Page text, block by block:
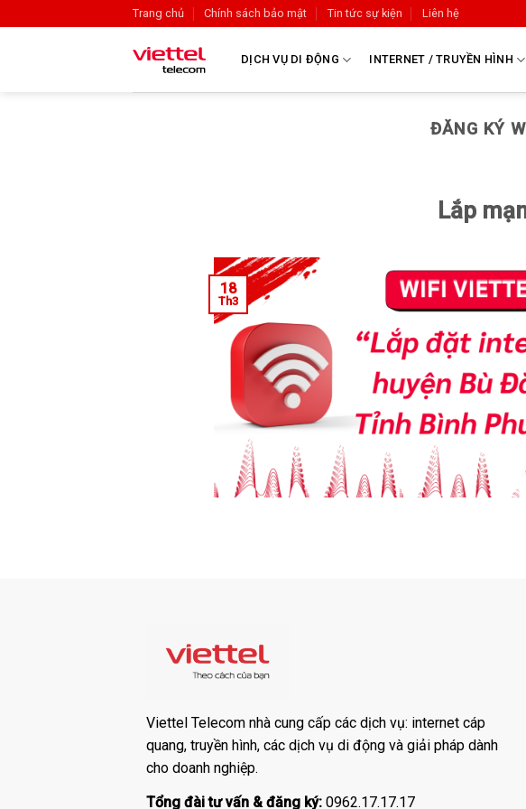
Trang chủ Chính sách bảo mật Tin tức sự kiện Liên hệ
DỊCH VỤ DI ĐỘNG INTERNET / TRUYỀN HÌNH
ĐĂNG KÝ
Lắp
18
Th3
Viettel Telecom nhà cung cấp các dịch vụ: internet cáp
quang, truyền hình, các dịch vụ di động và giải pháp dành
cho doanh nghiệp.
Tổng đài tư vấn & đăng ký: 0962.17.17.17